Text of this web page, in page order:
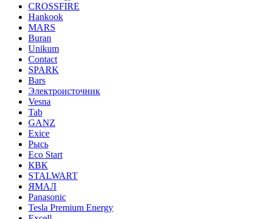
CROSSFIRE
Hankook
MARS
Buran
Unikum
Contact
SPARK
Bars
Электроисточник
Vesna
Tab
GANZ
Exice
Рысь
Eco Start
КВК
STALWART
ЯМАЛ
Panasonic
Tesla Premium Energy